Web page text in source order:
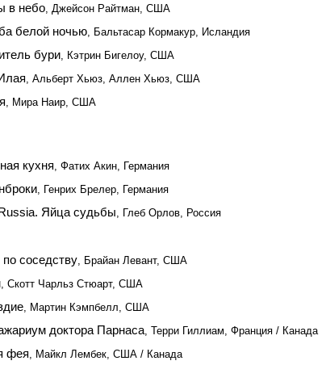
в небо, Джейсон Райтман, США
белой ночью, Бальтасар Кормакур, Исландия
бури, Кэтрин Бигелоу, США
, Альберт Хьюз, Аллен Хьюз, США
, Мира Наир, США
кухня, Фатих Акин, Германия
, Генрих Брелер, Германия
Яйца судьбы, Глеб Орлов, Россия
соседству, Брайан Левант, США
, Скотт Чарльз Стюарт, США
, Мартин Кэмпбелл, США
доктора Парнаса, Терри Гиллиам, Франция / Канада
фея, Майкл Лембек, США / Канада